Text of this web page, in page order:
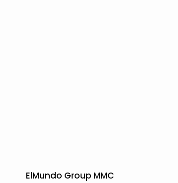
ElMundo Group MMC